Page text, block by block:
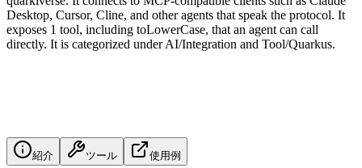
Desktop, Cursor, Cline, and other agents that speak the protocol. It
exposes 1 tool, including toLowerCase, that an agent can call
directly. It is categorized under AI/Integration and Tool/Quarkus.
紹介 ツール 使用例